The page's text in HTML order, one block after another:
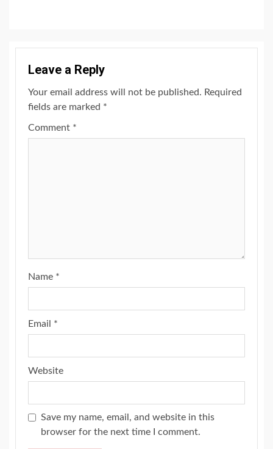
Leave a Reply
Your email address will not be published. Required
fields are marked *
Comment *
Name *
Email *
Website
Save my name, email, and website in this
browser for the next time I comment.